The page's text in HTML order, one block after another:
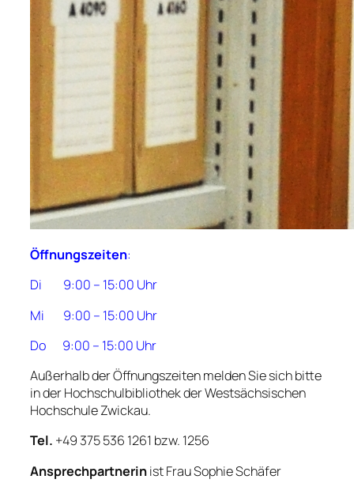
Öffnungszeiten:
Di 9:00 – 15:00 Uhr
Mi 9:00 – 15:00 Uhr
Do 9:00 – 15:00 Uhr
Außerhalb der Öffnungszeiten melden Sie sich bitte
in der Hochschulbibliothek der Westsächsischen
Hochschule Zwickau.
Tel. +49 375 536 1261 bzw. 1256
AnsprechpartnerinistFrau Sophie Schäfer